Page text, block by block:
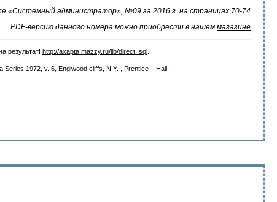
«Системный администратор», №09 за 2016 г. на страницах 70-74.
PDF-версию данного номера можно приобрести в нашем магазине.
результат! http://axapta.mazzy.ru/lib/direct_sql
1972, v. 6, Englwood cliffs, N.Y. , Prentice – Hall.